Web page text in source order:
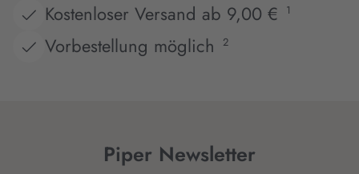
Kostenloser Versand ab 9,00 €
1
Vorbestellung möglich 2
Piper Newsletter